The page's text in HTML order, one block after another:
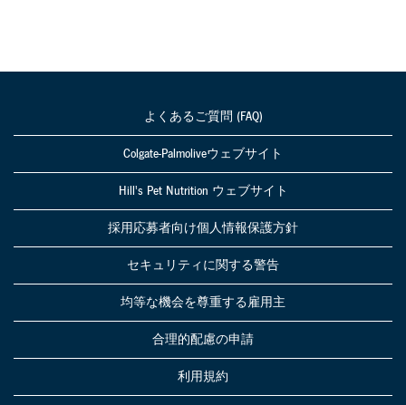
よくあるご質問 (FAQ)
Colgate-Palmoliveウェブサイト
Hill's Pet Nutrition ウェブサイト
採用応募者向け個人情報保護方針
セキュリティに関する警告
均等な機会を尊重する雇用主
合理的配慮の申請
利用規約